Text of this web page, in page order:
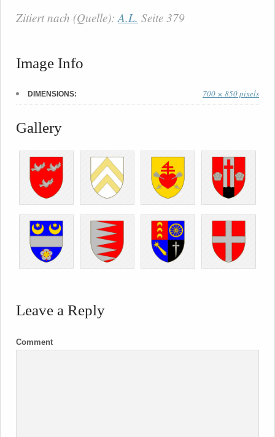
Zitiert nach (Quelle): A.L. Seite 379
Image Info
DIMENSIONS: 700 × 850 pixels
Gallery
Leave a Reply
Comment